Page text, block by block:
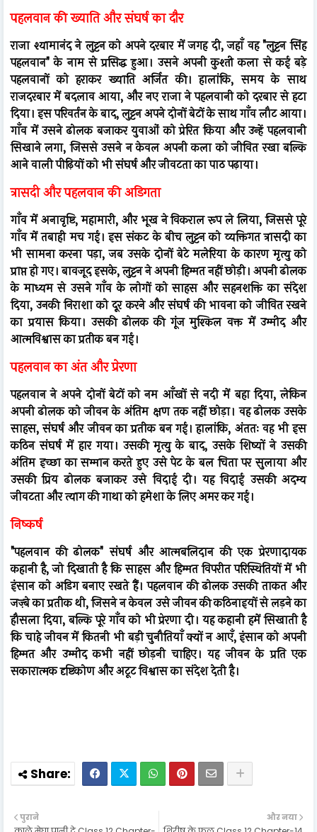
पहलवान की ख्याति और संघर्ष का दौर
राजा श्यामानंद ने लुट्टन को अपने दरबार में जगह दी, जहाँ वह "लुट्टन सिंह
पहलवान" के नाम से प्रसिद्ध हुआ। उसने अपनी कुश्ती कला से कई बड़े
पहलवानों को हराकर ख्याति अर्जित की। हालांकि, समय के साथ
राजदरबार में बदलाव आया, और नए राजा ने पहलवानी को दरबार से हटा
दिया। इस परिवर्तन के बाद, लुट्टन अपने दोनों बेटों के साथ गाँव लौट आया।
गाँव में उसने ढोलक बजाकर युवाओं को प्रेरित किया और उन्हें पहलवानी
सिखाने लगा, जिससे उसने न केवल अपनी कला को जीवित रखा बल्कि
आने वाली पीढ़ियों को भी संघर्ष और जीवटता का पाठ पढ़ाया।
त्रासदी और पहलवान की अडिगता
गाँव में अनावृष्टि, महामारी, और भूख ने विकराल रूप ले लिया, जिससे पूरे
गाँव में तबाही मच गई। इस संकट के बीच लुट्टन को व्यक्तिगत त्रासदी का
भी सामना करना पड़ा, जब उसके दोनों बेटे मलेरिया के कारण मृत्यु को
प्राप्त हो गए। बावजूद इसके, लुट्टन ने अपनी हिम्मत नहीं छोड़ी। अपनी ढोलक
के माध्यम से उसने गाँव के लोगों को साहस और सहनशक्ति का संदेश
दिया, उनकी निराशा को दूर करने और संघर्ष की भावना को जीवित रखने
का प्रयास किया। उसकी ढोलक की गूंज मुश्किल वक्त में उम्मीद और
आत्मविश्वास का प्रतीक बन गई।
पहलवान का अंत और प्रेरणा
पहलवान ने अपने दोनों बेटों को नम आँखों से नदी में बहा दिया, लेकिन
अपनी ढोलक को जीवन के अंतिम क्षण तक नहीं छोड़ा। वह ढोलक उसके
साहस, संघर्ष और जीवन का प्रतीक बन गई। हालांकि, अंततः वह भी इस
कठिन संघर्ष में हार गया। उसकी मृत्यु के बाद, उसके शिष्यों ने उसकी
अंतिम इच्छा का सम्मान करते हुए उसे पेट के बल चिता पर सुलाया और
उसकी प्रिय ढोलक बजाकर उसे विदाई दी। यह विदाई उसकी अदम्य
जीवटता और त्याग की गाथा को हमेशा के लिए अमर कर गई।
निष्कर्ष
"पहलवान की ढोलक" संघर्ष और आत्मबलिदान की एक प्रेरणादायक
कहानी है, जो दिखाती है कि साहस और हिम्मत विपरीत परिस्थितियों में भी
इंसान को अडिग बनाए रखते हैं। पहलवान की ढोलक उसकी ताकत और
जज़्बे का प्रतीक थी, जिसने न केवल उसे जीवन की कठिनाइयों से लड़ने का
हौसला दिया, बल्कि पूरे गाँव को भी प्रेरणा दी। यह कहानी हमें सिखाती है
कि चाहे जीवन में कितनी भी बड़ी चुनौतियाँ क्यों न आएँ, इंसान को अपनी
हिम्मत और उम्मीद कभी नहीं छोड़नी चाहिए। यह जीवन के प्रति एक
सकारात्मक दृष्टिकोण और अटूट विश्वास का संदेश देती है।
और नया
पुराने